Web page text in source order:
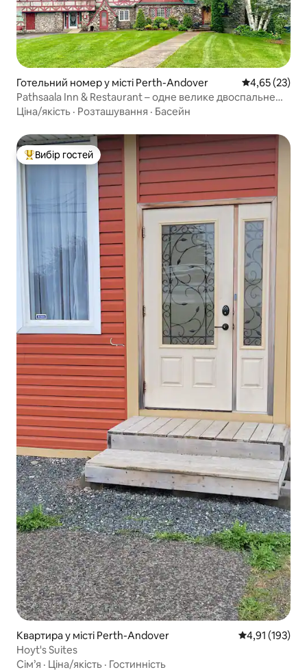
Готельний номер у місті Perth-Andover Середня
4,65 (23)
Pathsaala Inn & Restaurant – одне велике двоспальне
ліжко
Ціна/якість · Розташування · Басейн
Топ вибір гостей
Вибір гостей
Квартира у місті Perth-Andover Середня
4,91 (193)
Hoyt's Suites
Сім’я · Ціна/якість · Гостинність